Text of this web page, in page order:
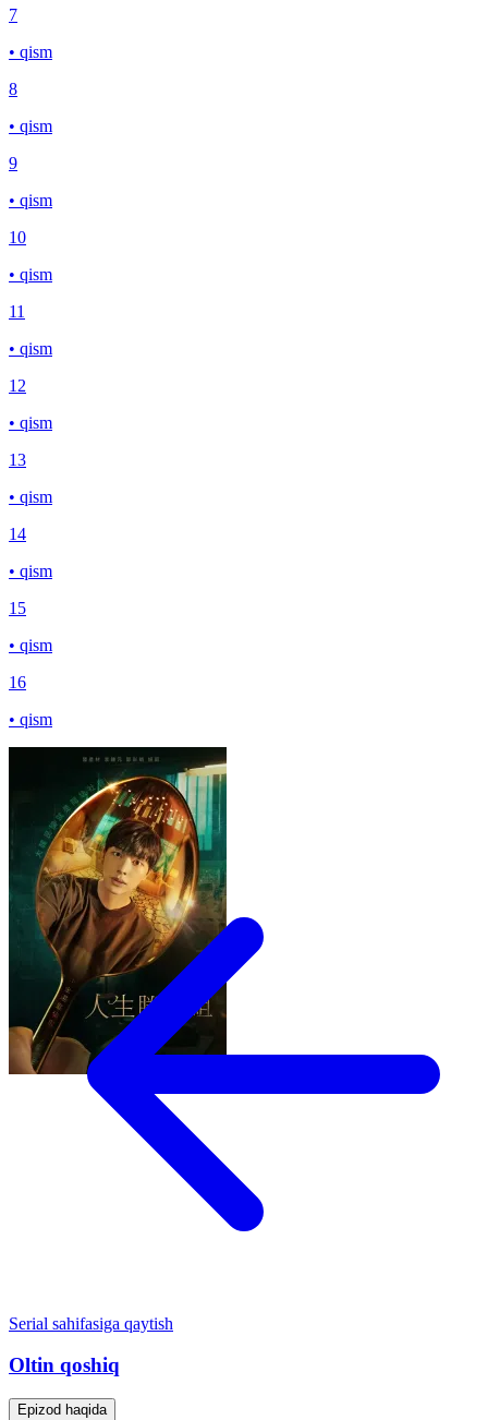
7
• qism
8
• qism
9
• qism
10
• qism
11
• qism
12
• qism
13
• qism
14
• qism
15
• qism
16
• qism
Serial sahifasiga qaytish
Oltin qoshiq
Epizod haqida